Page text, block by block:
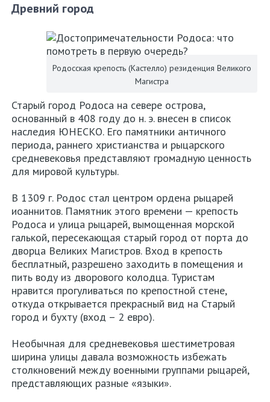
Корфу
Аренда
Греции
Карта
сайта
О
нас
Контакты
Политика
конфиденциальности
Древний город
Родосская крепость (Кастелло) резиденция Великого
Магистра
Старый город Родоса на севере острова,
основанный в 408 году до н. э. внесен в список
наследия ЮНЕСКО. Его памятники античного
периода, раннего христианства и рыцарского
средневековья представляют громадную ценность
для мировой культуры.
В 1309 г. Родос стал центром ордена рыцарей
иоаннитов. Памятник этого времени — крепость
Родоса и улица рыцарей, вымощенная морской
галькой, пересекающая старый город от порта до
дворца Великих Магистров. Вход в крепость
бесплатный, разрешено заходить в помещения и
пить воду из дворового колодца. Туристам
нравится прогуливаться по крепостной стене,
откуда открывается прекрасный вид на Старый
город и бухту (вход – 2 евро).
Необычная для средневековья шестиметровая
ширина улицы давала возможность избежать
столкновений между военными группами рыцарей,
представляющих разные «языки».